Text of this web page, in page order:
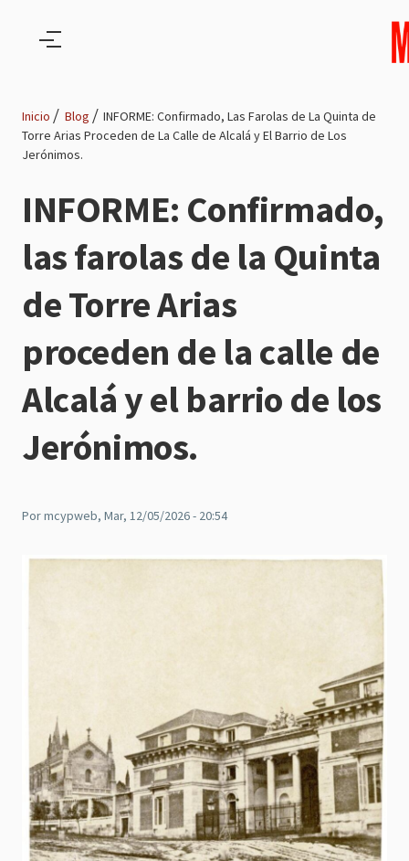
Ruta
de
navegación
Inicio Blog
INFORME: Confirmado, Las Farolas de La Quinta de
Torre Arias Proceden de La Calle de Alcalá y El Barrio de Los
Jerónimos.
INFORME: Confirmado,
las farolas de la Quinta
de Torre Arias
proceden de la calle de
Alcalá y el barrio de los
Jerónimos.
Pormcypweb, Mar, 12/05/2026 - 20:54